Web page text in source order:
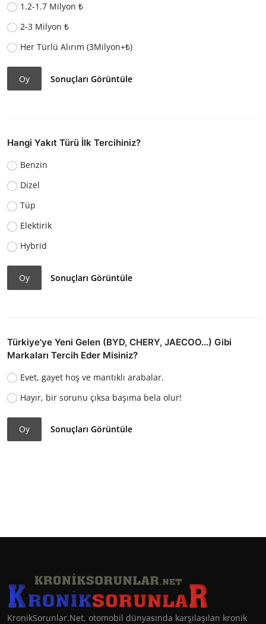
1.2-1.7 Milyon ₺
2-3 Milyon ₺
Her Türlü Alırım (3Milyon+₺)
Oy Sonuçları Görüntüle
Hangi Yakıt Türü İlk Tercihiniz?
Benzin
Dizel
Tüp
Elektirik
Hybrid
Oy Sonuçları Görüntüle
Türkiye'ye Yeni Gelen (BYD, CHERY, JAECOO...) Gibi
Markaları Tercih Eder Misiniz?
Evet, gayet hoş ve mantıklı arabalar.
Hayır, bir sorunu çıksa başıma bela olur!
Oy Sonuçları Görüntüle
KronikSorunlar.Net, otomobil dünyasında karşılaşılan kronik